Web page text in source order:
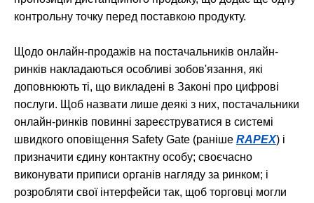
контрольну точку перед поставкою продукту.
Щодо онлайн-продажів на постачальників онлайн-
ринків накладаються особливі зобов'язання, які
доповнюють ті, що викладені в Законі про цифрові
послуги. Щоб назвати лише деякі з них, постачальники
онлайн-ринків повинні зареєструватися в системі
швидкого оповіщення Safety Gate (раніше RAPEX) і
призначити єдину контактну особу; своєчасно
виконувати приписи органів нагляду за ринком; і
розробляти свої інтерфейси так, щоб торговці могли